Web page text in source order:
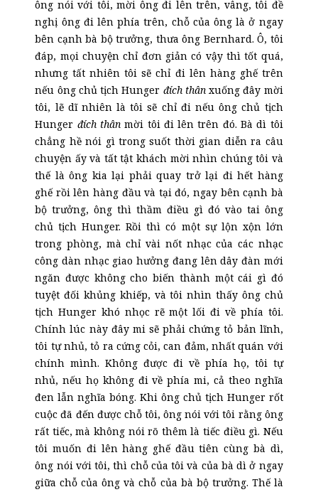
ông nói với tôi, mời ông đi lên trên, vâng, tôi đề
nghị ông đi lên phía trên, chỗ của ông là ở ngay
bên cạnh bà bộ trưởng, thưa ông Bernhard. Ô, tôi
đáp, mọi chuyện chỉ đơn giản có vậy thì tốt quá,
nhưng tất nhiên tôi sẽ chỉ đi lên hàng ghế trên
nếu ông chủ tịch Hunger đích thânxuống đây mời
tôi, lẽ dĩ nhiên là tôi sẽ chỉ đi nếu ông chủ tịch
Hunger đích thânmời tôi đi lên trên đó. Bà dì tôi
chẳng hề nói gì trong suốt thời gian diễn ra câu
chuyện ấy và tất tật khách mời nhìn chúng tôi và
thế là ông kia lại phải quay trở lại đi hết hàng
ghế rồi lên hàng đầu và tại đó, ngay bên cạnh bà
bộ trưởng, ông thì thầm điều gì đó vào tai ông
chủ tịch Hunger. Rồi thì có một sự lộn xộn lớn
trong phòng, mà chỉ vài nốt nhạc của các nhạc
công dàn nhạc giao hưởng đang lên dây đàn mới
ngăn được không cho biến thành một cái gì đó
tuyệt đối khủng khiếp, và tôi nhìn thấy ông chủ
tịch Hunger khó nhọc rẽ một lối đi về phía tôi.
Chính lúc này đây mi sẽ phải chứng tỏ bản lĩnh,
tôi tự nhủ, tỏ ra cứng cỏi, can đảm, nhất quán với
chính mình. Không được đi về phía họ, tôi tự
nhủ, nếu họ không đi về phía mi, cả theo nghĩa
đen lẫn nghĩa bóng. Khi ông chủ tịch Hunger rốt
cuộc đã đến được chỗ tôi, ông nói với tôi rằng ông
rất tiếc, mà không nói rõ thêm là tiếc điều gì. Nếu
tôi muốn đi lên hàng ghế đầu tiên cùng bà dì,
ông nói với tôi, thì chỗ của tôi và của bà dì ở ngay
giữa chỗ của ông và chỗ của bà bộ trưởng. Thế là